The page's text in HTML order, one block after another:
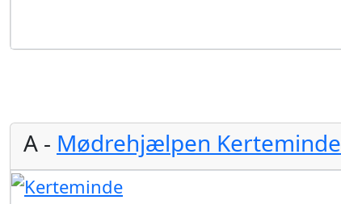
A - Mødrehjælpen Kerteminde